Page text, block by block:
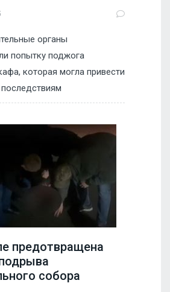
органы
попытку поджога
которая могла привести
предотвращена
собора